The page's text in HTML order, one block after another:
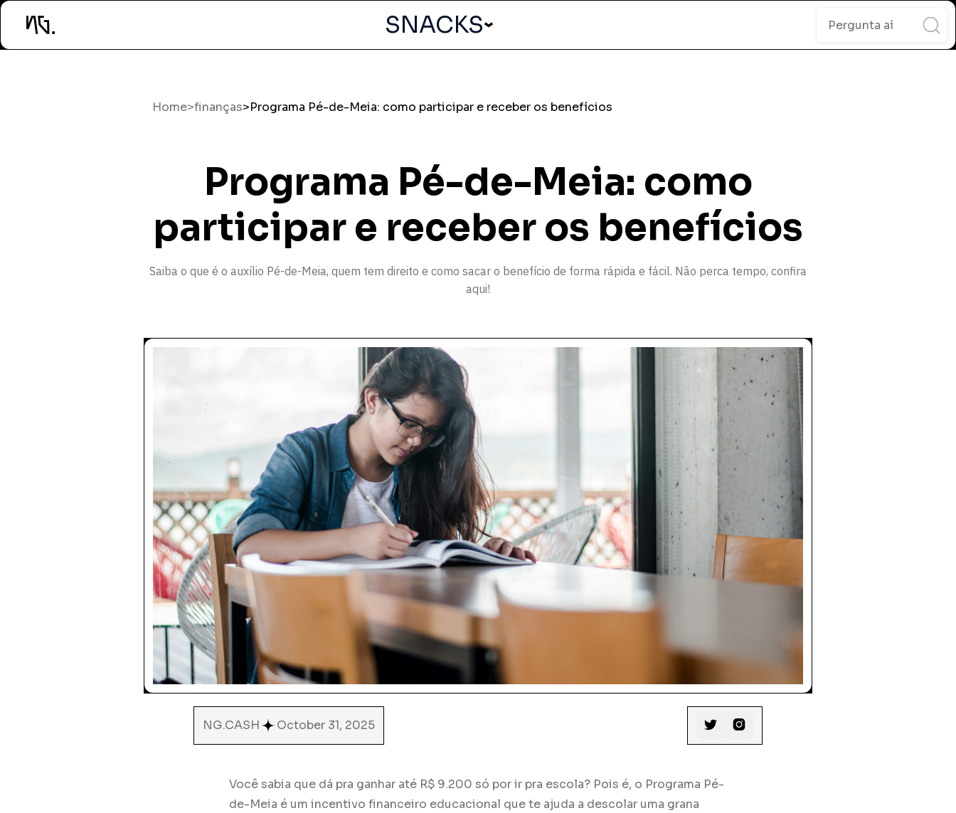
SNACKS
Home>finanças>Programa Pé-de-Meia: como participar e receber os benefícios
Programa Pé-de-Meia: como
participar e receber os benefícios
Saiba o que é o auxílio Pé-de-Meia, quem tem direito e como sacar o benefício de forma rápida e fácil. Não perca tempo, confira
aqui!
NG.CASH October 31, 2025  
Você sabia que dá pra ganhar até R$ 9.200 só por ir pra escola? Pois é, o Programa Pé-
de-Meia é um incentivo financeiro educacional que te ajuda a descolar uma grana